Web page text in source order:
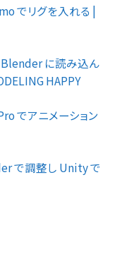
でリグを入れる |
Blender に読み込ん
HAPPY
でアニメーション
で調整し Unity で